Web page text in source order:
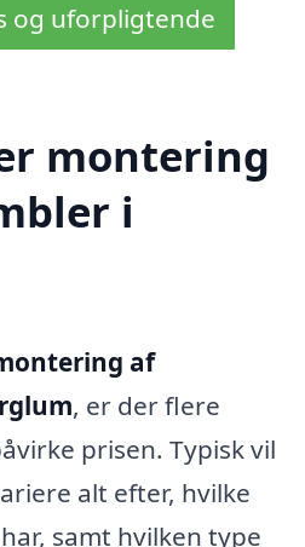
og uforpligtende
montering
i
af
, er der flere
prisen. Typisk vil
alt efter, hvilke
samt hvilken type